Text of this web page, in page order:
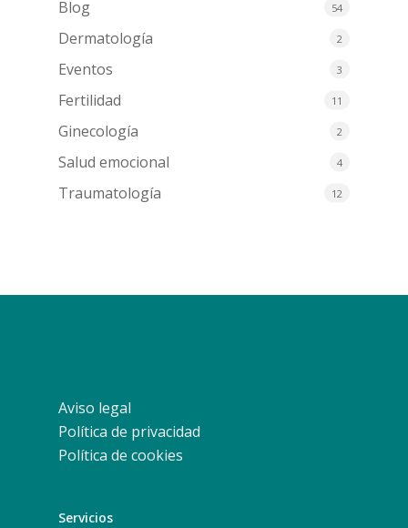
Blog 54
Dermatología 2
Eventos 3
Fertilidad 11
Ginecología 2
Salud emocional 4
Traumatología 12
Aviso legal
Política de privacidad
Política de cookies
Servicios